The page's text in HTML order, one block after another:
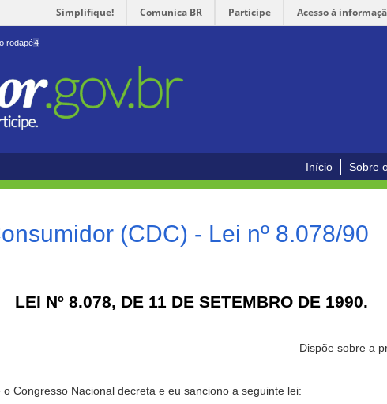
Simplifique! Comunica BR Participe Acesso à
rodapé4
Início Sobre
(CDC) - Lei nº 8.078/90
LEI Nº 8.078, DE 11 DE SETEMBRO DE 1990.
Dispõe sobre a
o Congresso Nacional decreta e eu sanciono a seguinte lei: